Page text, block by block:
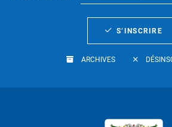
S’INSCRIRE
ARCHIVES